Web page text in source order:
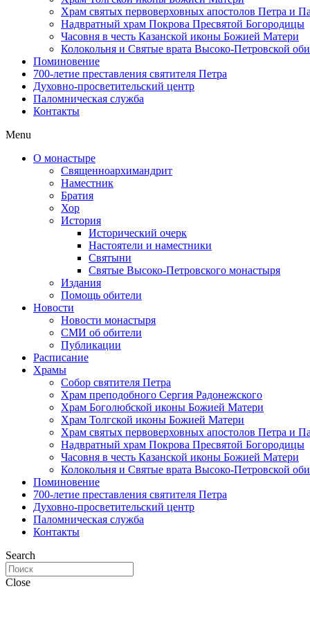
Храм святых первоверховных апостолов Петра и
Надвратный храм Покрова Пресвятой Богородицы
Часовня в честь Казанской иконы Божией Матери
Колокольня и Святые врата Высоко-Петровской
Поминовение
700-летие преставления святителя Петра
Духовно-просветительский центр
Паломническая служба
Контакты
Menu
О монастыре
Священноархимандрит
Наместник
Братия
Хор
История
Исторический очерк
Настоятели и наместники
Святыни
Святые Высоко-Петровского монастыря
Издания
Помощь обители
Новости
Новости монастыря
СМИ об обители
Публикации
Расписание
Храмы
Собор святителя Петра
Храм преподобного Сергия Радонежского
Храм Боголюбской иконы Божией Матери
Храм Толгской иконы Божией Матери
Храм святых первоверховных апостолов Петра и
Надвратный храм Покрова Пресвятой Богородицы
Часовня в честь Казанской иконы Божией Матери
Колокольня и Святые врата Высоко-Петровской
Поминовение
700-летие преставления святителя Петра
Духовно-просветительский центр
Паломническая служба
Контакты
Search
Close